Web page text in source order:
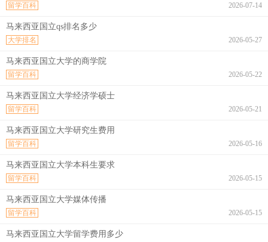
2026-07-14
留学百科
马来西亚国立qs排名多少
2026-05-27
大学排名
马来西亚国立大学的商学院
2026-05-22
留学百科
马来西亚国立大学经济学硕士
2026-05-21
留学百科
马来西亚国立大学研究生费用
2026-05-16
留学百科
马来西亚国立大学本科生要求
2026-05-15
留学百科
马来西亚国立大学媒体传播
2026-05-15
留学百科
马来西亚国立大学留学费用多少